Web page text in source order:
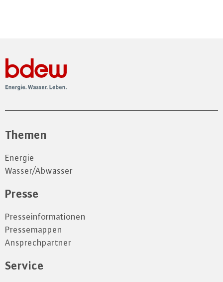
Themen
Energie
Wasser/Abwasser
Presse
Presseinformationen
Pressemappen
Ansprechpartner
Service